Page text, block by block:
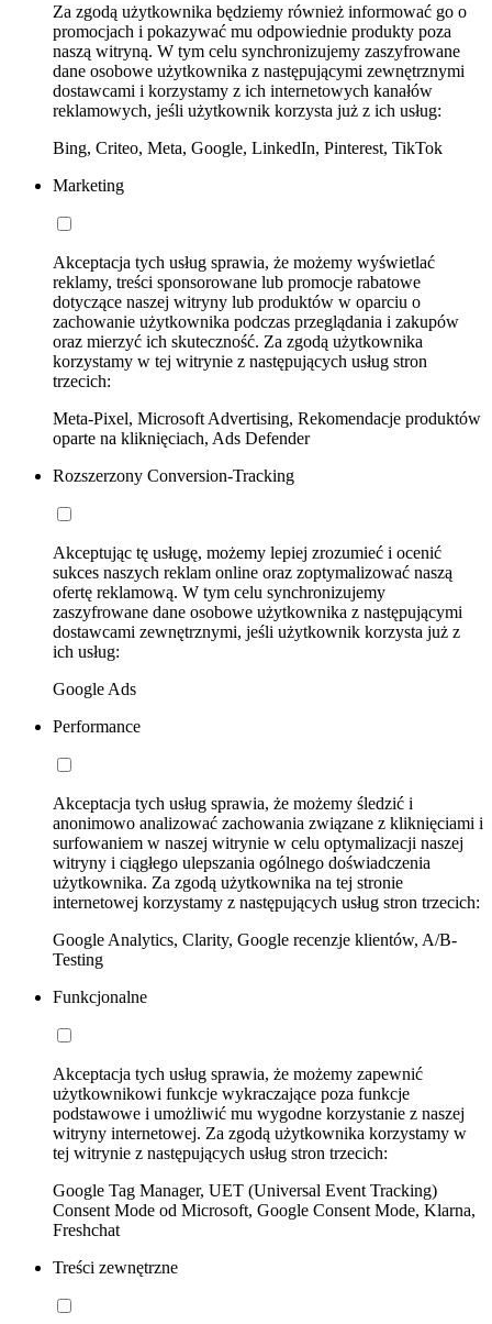
Za zgodą użytkownika będziemy również informować go o
promocjach i pokazywać mu odpowiednie produkty poza
naszą witryną. W tym celu synchronizujemy zaszyfrowane
dane osobowe użytkownika z następującymi zewnętrznymi
dostawcami i korzystamy z ich internetowych kanałów
reklamowych, jeśli użytkownik korzysta już z ich usług:
Bing, Criteo, Meta, Google, LinkedIn, Pinterest, TikTok
Marketing
Akceptacja tych usług sprawia, że możemy wyświetlać
reklamy, treści sponsorowane lub promocje rabatowe
dotyczące naszej witryny lub produktów w oparciu o
zachowanie użytkownika podczas przeglądania i zakupów
oraz mierzyć ich skuteczność. Za zgodą użytkownika
korzystamy w tej witrynie z następujących usług stron
trzecich:
Meta-Pixel, Microsoft Advertising, Rekomendacje produktów
oparte na kliknięciach, Ads Defender
Rozszerzony Conversion-Tracking
Akceptując tę usługę, możemy lepiej zrozumieć i ocenić
sukces naszych reklam online oraz zoptymalizować naszą
ofertę reklamową. W tym celu synchronizujemy
zaszyfrowane dane osobowe użytkownika z następującymi
dostawcami zewnętrznymi, jeśli użytkownik korzysta już z
ich usług:
Google Ads
Performance
Akceptacja tych usług sprawia, że możemy śledzić i
anonimowo analizować zachowania związane z kliknięciami i
surfowaniem w naszej witrynie w celu optymalizacji naszej
witryny i ciągłego ulepszania ogólnego doświadczenia
użytkownika. Za zgodą użytkownika na tej stronie
internetowej korzystamy z następujących usług stron trzecich:
Google Analytics, Clarity, Google recenzje klientów, A/B-
Testing
Funkcjonalne
Akceptacja tych usług sprawia, że możemy zapewnić
użytkownikowi funkcje wykraczające poza funkcje
podstawowe i umożliwić mu wygodne korzystanie z naszej
witryny internetowej. Za zgodą użytkownika korzystamy w
tej witrynie z następujących usług stron trzecich:
Google Tag Manager, UET (Universal Event Tracking)
Consent Mode od Microsoft, Google Consent Mode, Klarna,
Freshchat
Treści zewnętrzne